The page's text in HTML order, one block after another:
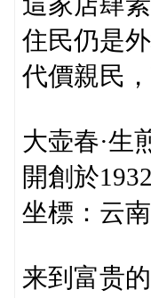
住民仍是
代價親民
大壶春·生
開創於
坐標：云
来到富贵